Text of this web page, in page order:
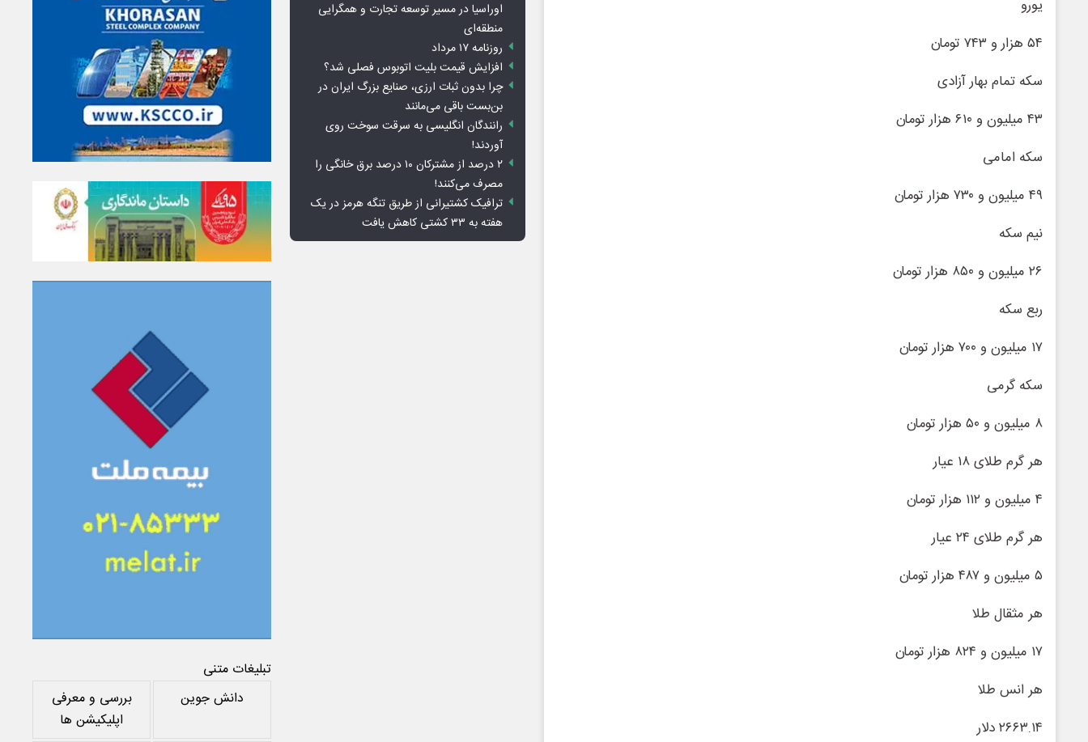
یورو
۵۴ هزار و ۷۴۳ تومان
سکه تمام بهار آزادی
۴۳ میلیون و ۶۱۰ هزار تومان
سکه امامی
۴۹ میلیون و ۷۳۰ هزار تومان
نیم سکه
۲۶ میلیون و ۸۵۰ هزار تومان
ربع سکه
۱۷ میلیون و ۷۰۰ هزار تومان
سکه گرمی
۸ میلیون و ۵۰ هزار تومان
هر گرم طلای ۱۸ عیار
۴ میلیون و ۱۱۲ هزار تومان
هر گرم طلای ٢۴ عیار
۵ میلیون و ۴۸۷ هزار تومان
هر مثقال طلا
۱۷ میلیون و ۸۲۴ هزار تومان
هر انس طلا
۲۶۶۳.۱۴ دلار
اوراسیا در مسیر توسعه تجارت و همگرایی
منطقه‌ای
روزنامه ۱۷ مرداد
افزایش قیمت بلیت اتوبوس فصلی شد؟
چرا بدون ثبات ارزی، صنایع بزرگ ایران در
بن‌بست باقی می‌مانند
رانندگان انگلیسی به سرقت سوخت روی
آوردند!
۲ درصد از مشترکان ۱۰ درصد برق خانگی را
مصرف می‌کنند!
ترافیک کشتیرانی از طریق تنگه هرمز در یک
هفته به ۳۳ کشتی کاهش یافت
تبلیغات متنی
دانش جوین
بررسی و معرفی
اپلیکیشن ها